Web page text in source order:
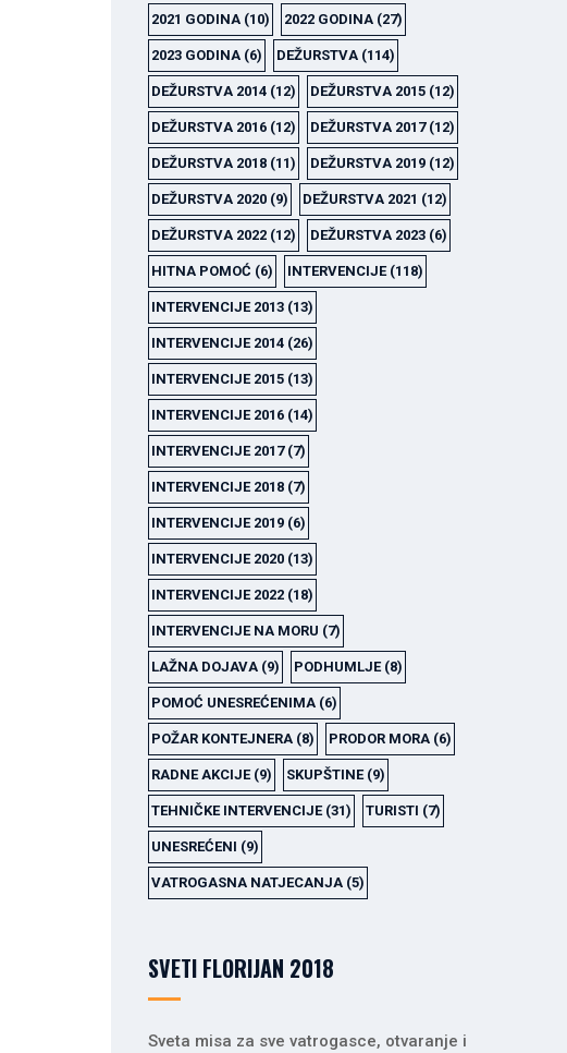
2021 GODINA(10) 2022 GODINA(27)
2023 GODINA(6) DEŽURSTVA(114)
DEŽURSTVA 2014(12) DEŽURSTVA 2015(12)
DEŽURSTVA 2016(12) DEŽURSTVA 2017(12)
DEŽURSTVA 2018(11) DEŽURSTVA 2019(12)
DEŽURSTVA 2020(9) DEŽURSTVA 2021 (12)
DEŽURSTVA 2022(12) DEŽURSTVA 2023(6)
HITNA POMOĆ (6) INTERVENCIJE(118)
INTERVENCIJE 2013(13)
INTERVENCIJE 2014(26)
INTERVENCIJE 2015(13)
INTERVENCIJE 2016(14)
INTERVENCIJE 2017(7)
INTERVENCIJE 2018(7)
INTERVENCIJE 2019(6)
INTERVENCIJE 2020(13)
INTERVENCIJE 2022(18)
INTERVENCIJE NA MORU (7)
LAŽNA DOJAVA(9) PODHUMLJE(8)
POMOĆ UNESREĆENIMA(6)
POŽAR KONTEJNERA(8) PRODOR MORA(6)
RADNE AKCIJE(9) SKUPŠTINE(9)
TEHNIČKE INTERVENCIJE(31) TURISTI (7)
UNESREĆENI (9)
VATROGASNA NATJECANJA(5)
SVETI FLORIJAN 2018
Sveta misa za sve vatrogasce, otvaranje i